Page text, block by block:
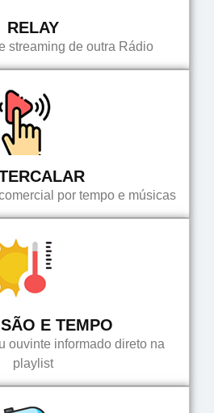
RELAY
streaming de outra Rádio
por tempo e músicas
E TEMPO
ouvinte informado direto na
playlist